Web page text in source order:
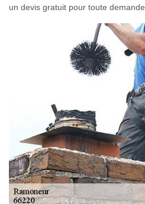
un devis gratuit pour toute demande.